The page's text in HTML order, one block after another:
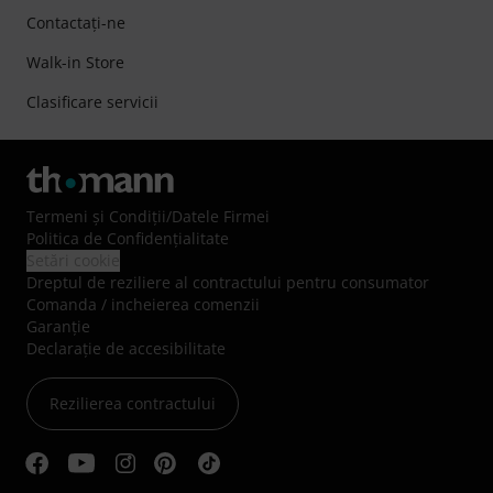
Contactaţi-ne
Walk-in Store
Clasificare servicii
Termeni şi Condiţii/Datele Firmei
Politica de Confidenţialitate
Dreptul de reziliere al contractului pentru consumator
Comanda / incheierea comenzii
Garanție
Declarație de accesibilitate
Rezilierea contractului